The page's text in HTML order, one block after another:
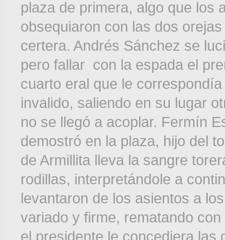
plaza de primera, algo que los
obsequiaron con las dos
certera. Andrés Sánchez se
pero fallar con la espada el
cuarto eral que le
invalido, saliendo en su lugar
no se llegó a acoplar. Fermín
demostró en la plaza, hijo del
de Armillita lleva la sangre
rodillas, interpretándole a
levantaron de los asientos a
variado y firme, rematando
el presidente le concediera